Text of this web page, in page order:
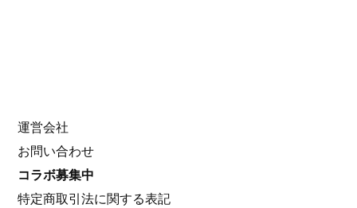
運営会社
お問い合わせ
コラボ募集中
特定商取引法に関する表記